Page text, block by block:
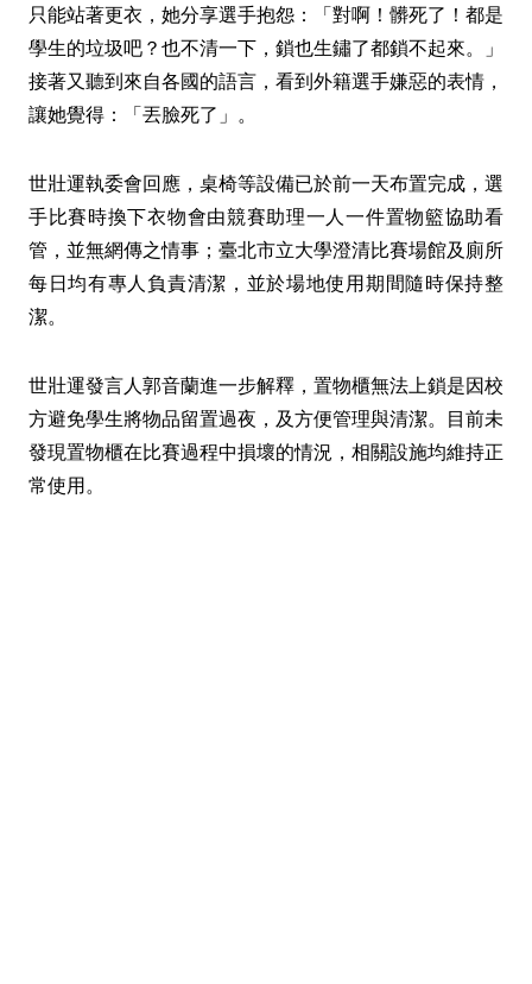
只能站著更衣，她分享選手抱怨：「對啊！髒死了！都是
學生的垃圾吧？也不清一下，鎖也生鏽了都鎖不起來。」
接著又聽到來自各國的語言，看到外籍選手嫌惡的表情，
讓她覺得：「丟臉死了」。
世壯運執委會回應，桌椅等設備已於前一天布置完成，選
手比賽時換下衣物會由競賽助理一人一件置物籃協助看
管，並無網傳之情事；臺北市立大學澄清比賽場館及廁所
每日均有專人負責清潔，並於場地使用期間隨時保持整
潔。
世壯運發言人郭音蘭進一步解釋，置物櫃無法上鎖是因校
方避免學生將物品留置過夜，及方便管理與清潔。目前未
發現置物櫃在比賽過程中損壞的情況，相關設施均維持正
常使用。